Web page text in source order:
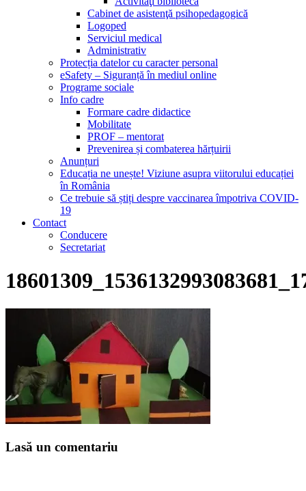
Cabinet de asistenţă psihopedagogică
Logoped
Serviciul medical
Administrativ
Protecția datelor cu caracter personal
eSafety – Siguranță în mediul online
Programe sociale
Info cadre
Formare cadre didactice
Mobilitate
PROF – mentorat
Prevenirea și combaterea hărțuirii
Anunțuri
Educația ne unește! Viziune asupra viitorului educației
în România
Ce trebuie să știți despre vaccinarea împotriva COVID-
19
Contact
Conducere
Secretariat
Lasă un comentariu